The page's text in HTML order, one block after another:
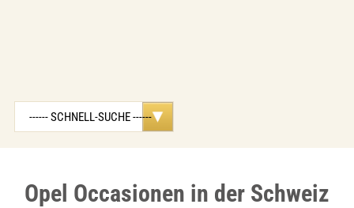
Opel Occasionen in der Schweiz